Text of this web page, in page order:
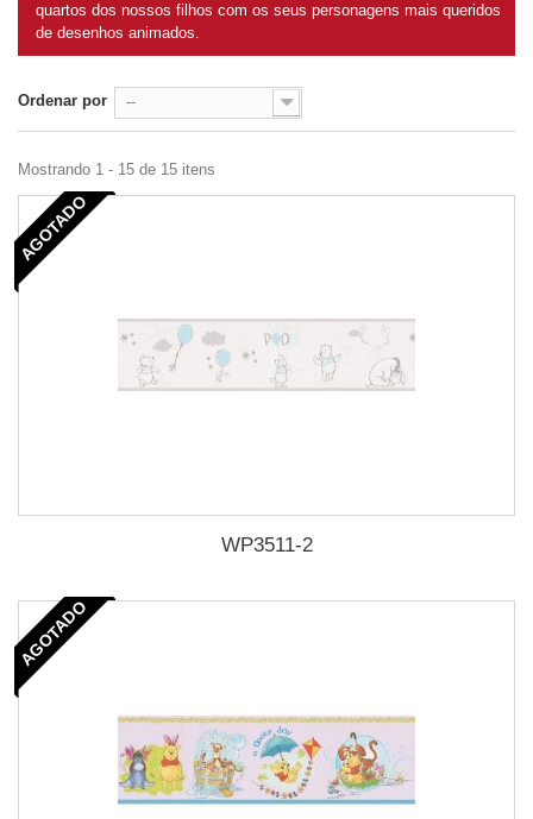
quartos dos nossos filhos com os seus personagens mais queridos
de desenhos animados.
Ordenar por --
Mostrando 1 - 15 de 15 itens
AGOTADO
WP3511-2
AGOTADO